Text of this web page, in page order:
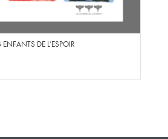
ENFANTS DE L’ESPOIR